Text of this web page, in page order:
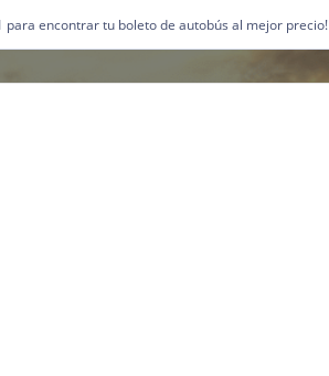
para encontrar tu boleto de autobús al mejor precio!